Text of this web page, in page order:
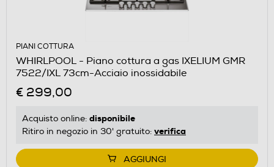
PIANI COTTURA
WHIRLPOOL - Piano cottura a gas IXELIUM GMR
7522/IXL 73cm-Acciaio inossidabile
€ 299,00
Acquisto online: disponibile
Ritiro in negozio in 30' gratuito: verifica
AGGIUNGI